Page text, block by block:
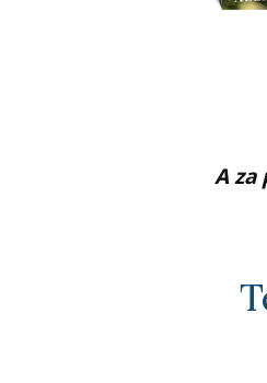
A za